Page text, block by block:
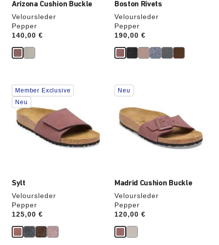
Arizona Cushion Buckle
Veloursleder
Pepper
Price:
140,00 €
Boston Rivets
Veloursleder
Pepper
Price:
190,00 €
Sylt
Veloursleder
Pepper
Price:
125,00 €
Durch
Anklicken
der
Farben
werden
Produktbilder
Member Exclusive
Neu
Madrid Cushion Buckle
Veloursleder
Pepper
Price:
120,00 €
Durch
Anklicken
Farben
werden
die
Produktbilder
Neu